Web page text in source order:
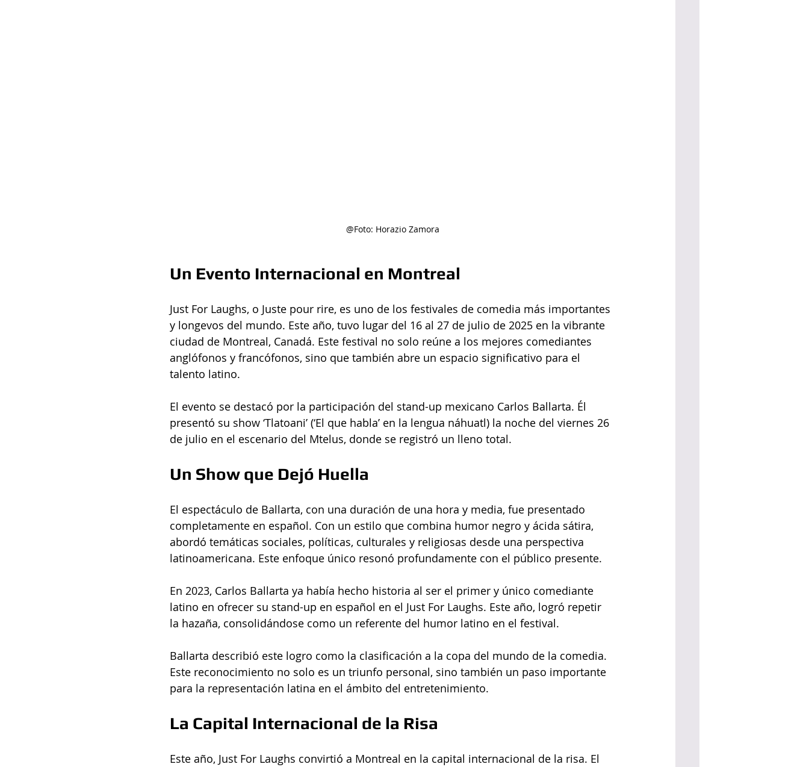
@Foto: Horazio Zamora
Un Evento Internacional en Montreal
Just For Laughs, o Juste pour rire, es uno de los festivales de comedia más importantes
y longevos del mundo. Este año, tuvo lugar del 16 al 27 de julio de 2025 en la vibrante
ciudad de Montreal, Canadá. Este festival no solo reúne a los mejores comediantes
anglófonos y francófonos, sino que también abre un espacio significativo para el
talento latino.
El evento se destacó por la participación del stand-up mexicano Carlos Ballarta. Él
presentó su show ‘Tlatoani’ (‘El que habla’ en la lengua náhuatl) la noche del viernes 26
de julio en el escenario del Mtelus, donde se registró un lleno total.
Un Show que Dejó Huella
El espectáculo de Ballarta, con una duración de una hora y media, fue presentado
completamente en español. Con un estilo que combina humor negro y ácida sátira,
abordó temáticas sociales, políticas, culturales y religiosas desde una perspectiva
latinoamericana. Este enfoque único resonó profundamente con el público presente.
En 2023, Carlos Ballarta ya había hecho historia al ser el primer y único comediante
latino en ofrecer su stand-up en español en el Just For Laughs. Este año, logró repetir
la hazaña, consolidándose como un referente del humor latino en el festival.
Ballarta describió este logro como la clasificación a la copa del mundo de la comedia.
Este reconocimiento no solo es un triunfo personal, sino también un paso importante
para la representación latina en el ámbito del entretenimiento.
La Capital Internacional de la Risa
Este año, Just For Laughs convirtió a Montreal en la capital internacional de la risa. El